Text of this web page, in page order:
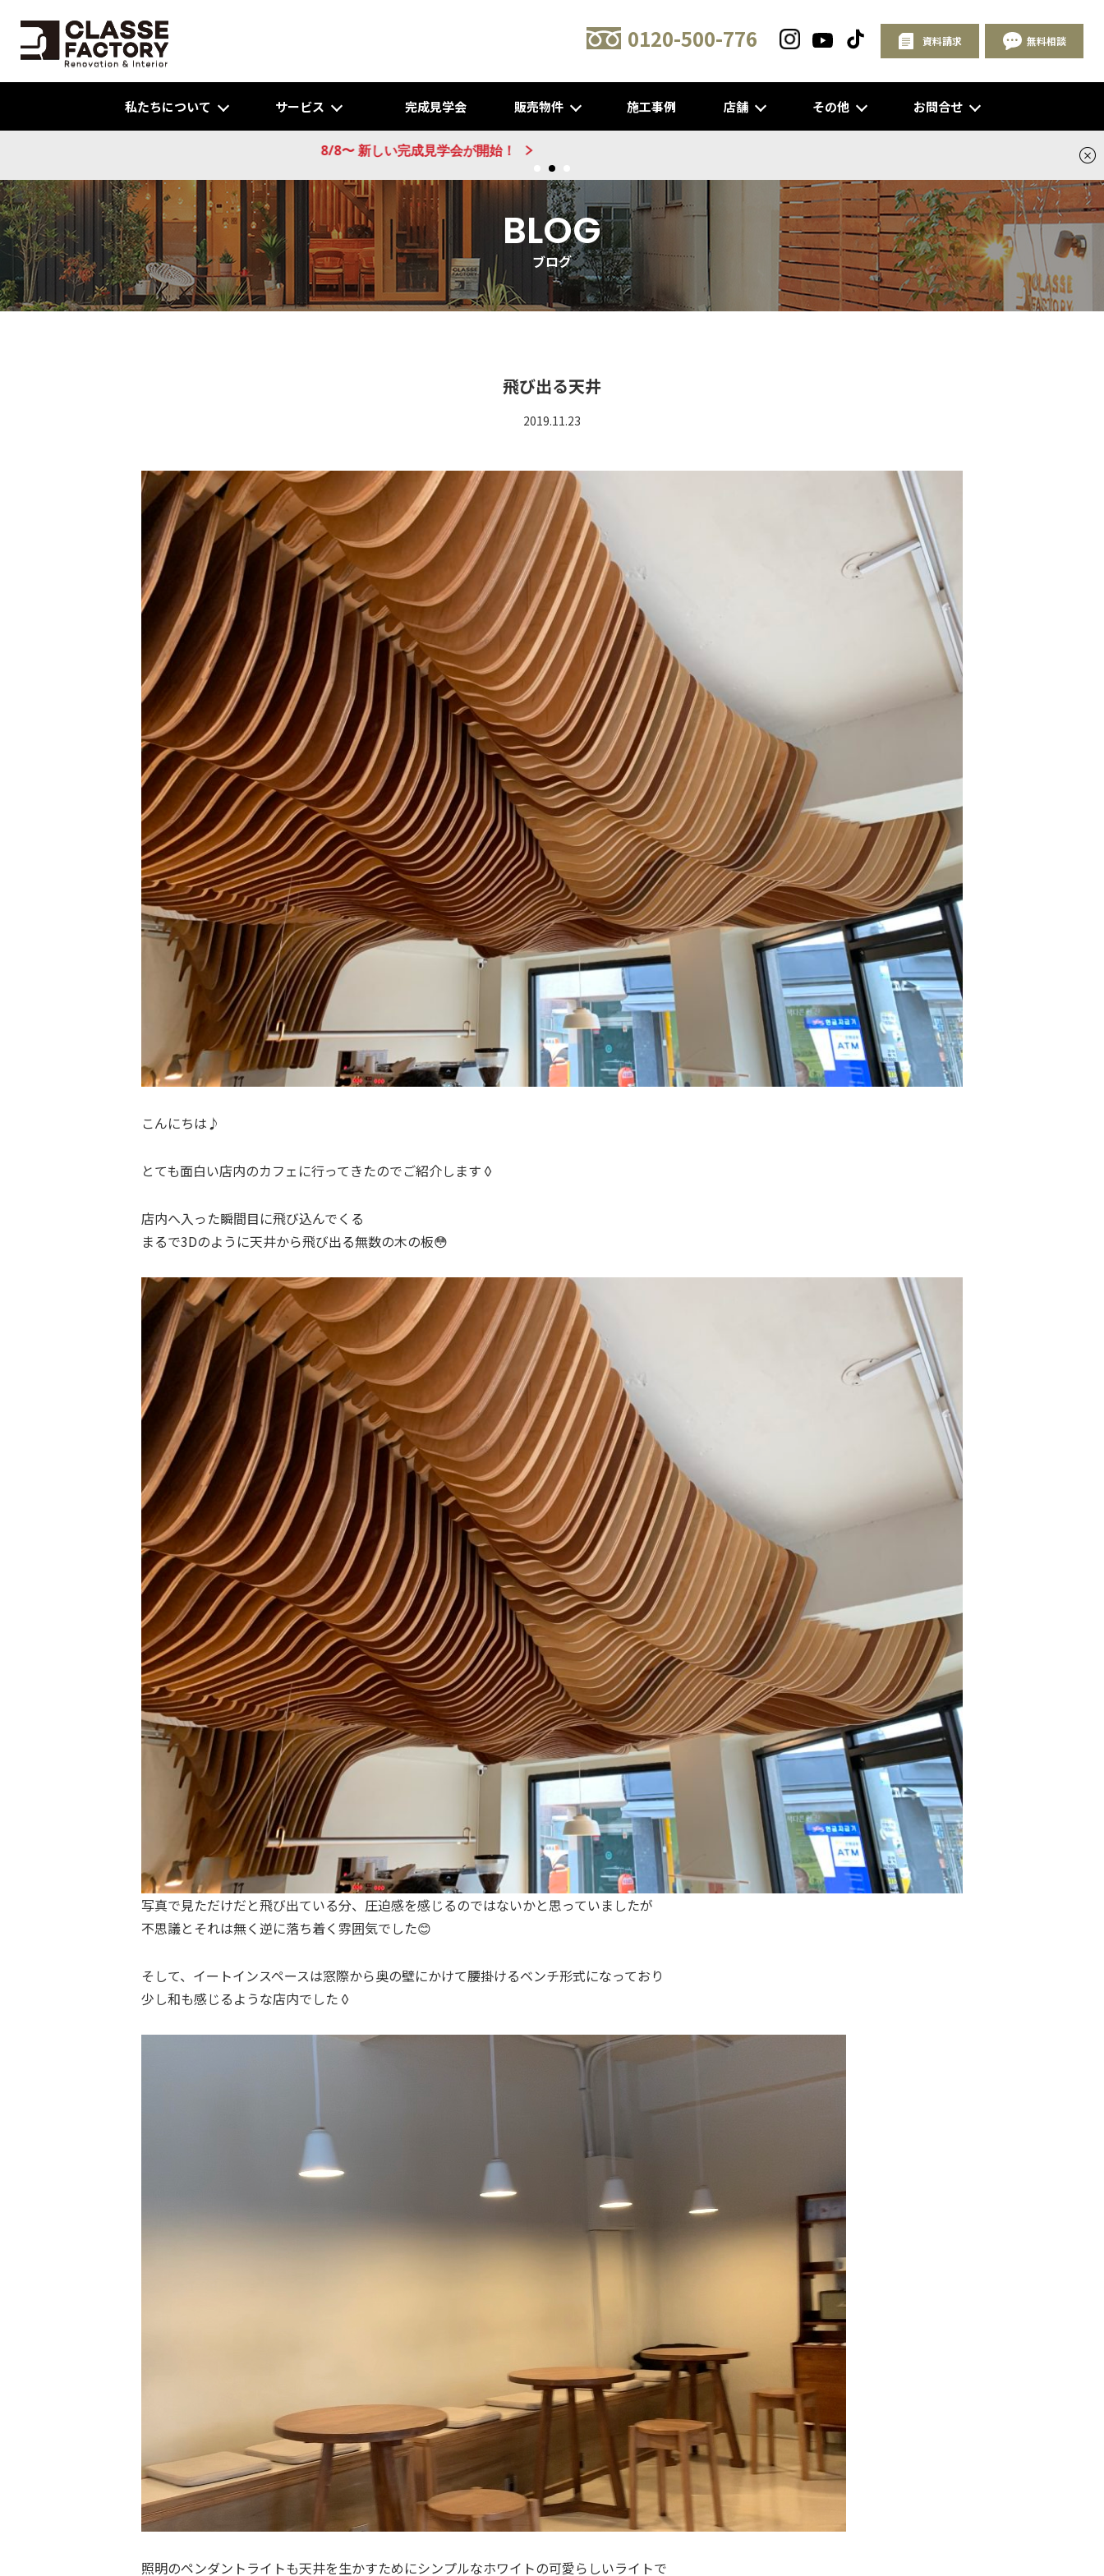
0120-500-776 資料請求 無料相談
私たちについて サービス 完成見学会 販売物件 施工事例 店舗 その他 お問合せ
新建売物件 販売開始！@城陽
BLOG
ブログ
飛び出る天井
2019.11.23
こんにちは♪
とても面白い店内のカフェに行ってきたのでご紹介します◊
店内へ入った瞬間目に飛び込んでくる
まるで3Dのように天井から飛び出る無数の木の板😳
写真で見ただけだと飛び出ている分、圧迫感を感じるのではないかと思っていましたが
不思議とそれは無く逆に落ち着く雰囲気でした😊
そして、イートインスペースは窓際から奥の壁にかけて腰掛けるベンチ形式になっており
少し和も感じるような店内でした◊
照明のペンダントライトも天井を生かすためにシンプルなホワイトの可愛らしいライトで